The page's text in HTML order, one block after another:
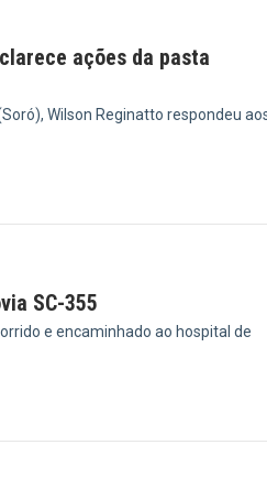
ações da pasta
Wilson Reginatto respondeu
SC-355
e encaminhado ao hospital de